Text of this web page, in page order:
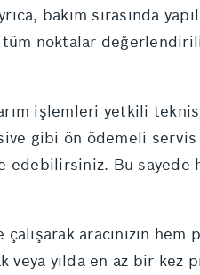
bakım sırasında
noktalar
işlemleri yetkili
gibi ön ödemeli
Bu sayede
aracınızın hem
veya yılda en az bir